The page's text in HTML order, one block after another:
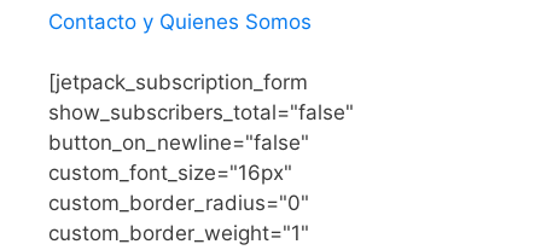
Contacto y Quienes Somos
[jetpack_subscription_form
show_subscribers_total="false"
button_on_newline="false"
custom_font_size="16px"
custom_border_radius="0"
custom_border_weight="1"